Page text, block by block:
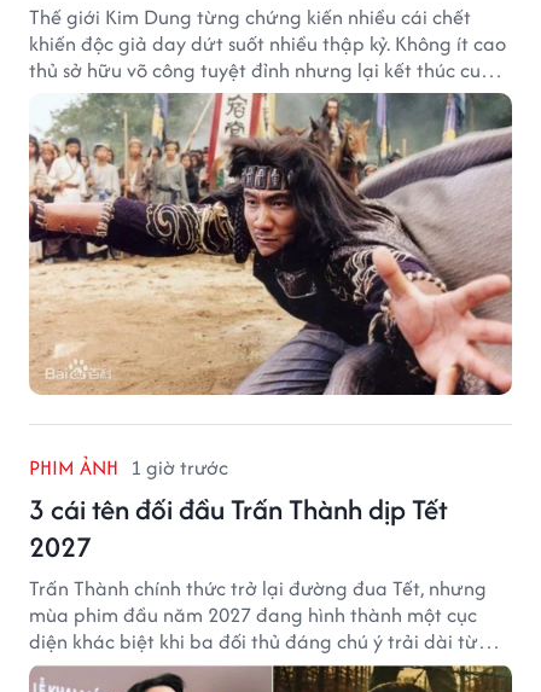
Thế giới Kim Dung từng chứng kiến nhiều cái chết
khiến độc giả day dứt suốt nhiều thập kỷ. Không ít cao
thủ sở hữu võ công tuyệt đỉnh nhưng lại kết thúc cuộc
đời trong hoàn cảnh đầy tiếc nuối.
PHIM ẢNH 1 giờ trước
3 cái tên đối đầu Trấn Thành dịp Tết
2027
Trấn Thành chính thức trở lại đường đua Tết, nhưng
mùa phim đầu năm 2027 đang hình thành một cục
diện khác biệt khi ba đối thủ đáng chú ý trải dài từ
chiến tranh, võ hiệp đến kinh dị cung đấu.